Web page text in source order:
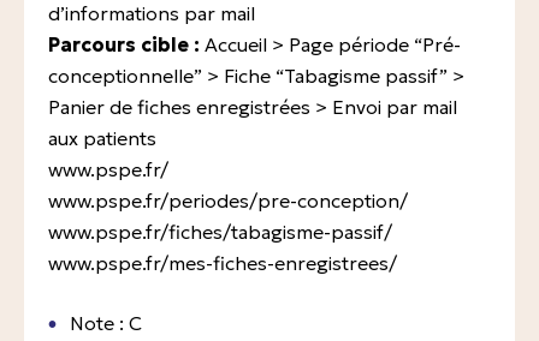
d’informations par mail
Parcours cible : Accueil > Page période “Pré-
conceptionnelle” > Fiche “Tabagisme passif” >
Panier de fiches enregistrées > Envoi par mail
aux patients
www.pspe.fr/
www.pspe.fr/periodes/pre-conception/
www.pspe.fr/fiches/tabagisme-passif/
www.pspe.fr/mes-fiches-enregistrees/
Note : C